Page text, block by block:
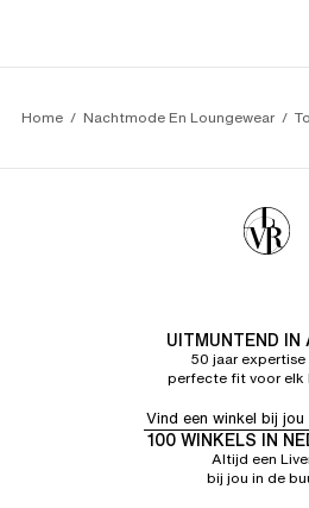
Home Nachtmode En Loungewear
UITMUNTEND IN
50 jaar expertise
perfecte fit voor elk
Vind een winkel bij
100 WINKELS IN
Altijd een
bij jou in de